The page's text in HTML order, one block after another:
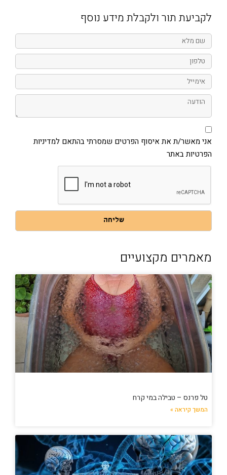
לקביעת תור ולקבלת מידע נוסף
שם
מלא
טלפון
אימייל
הודעה
אני
מאשר/ת
את
הפרטים
שמסרתי
באתר
אני מאשר/ת את איסוף הפרטים שמסרתי בהתאם למדיניות
הפרטיות באתר
שליחה
מאמרים מקצועיים
טל פרנס – טבילה במי קרח
המשך קיראה »